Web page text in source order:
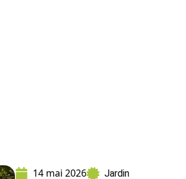
14 mai 2026 Jardin